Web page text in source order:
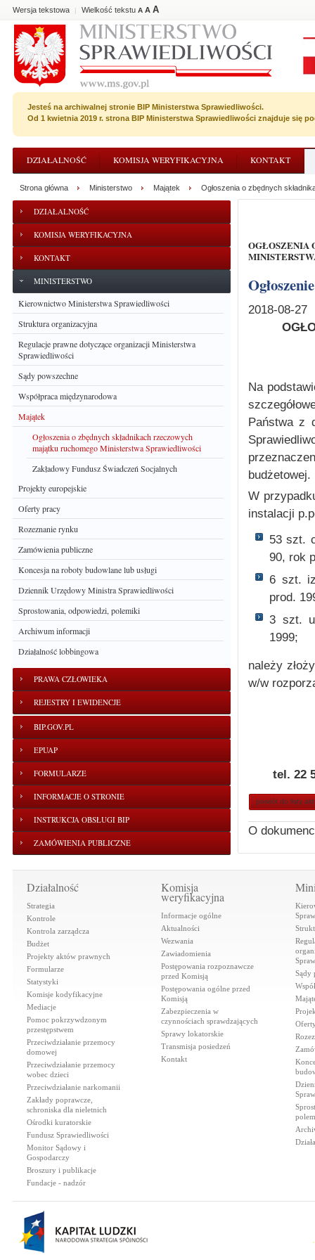
Wersja tekstowa | Wielkość tekstu A A A
Jesteś na archiwalnej stronie BIP Ministerstwa Sprawiedliwości.
Od 1 kwietnia 2019 r. strona BIP Ministerstwa Sprawiedliwości znajduje się
DZIAŁALNOŚĆ KOMISJA WERYFIKACYJNA KONTAKT
DZIAŁALNOŚĆ
KOMISJA WERYFIKACYJNA
KONTAKT
MINISTERSTWO
Kierownictwo Ministerstwa Sprawiedliwości
Struktura organizacyjna
Regulacje prawne dotyczące organizacji Ministerstwa
Sprawiedliwości
Sądy powszechne
Współpraca międzynarodowa
Majątek
Ogłoszenia o zbędnych składnikach rzeczowych
majątku ruchomego Ministerstwa Sprawiedliwości
Zakładowy Fundusz Świadczeń Socjalnych
Projekty europejskie
Oferty pracy
Rozeznanie rynku
Zamówienia publiczne
Koncesja na roboty budowlane lub usługi
Dziennik Urzędowy Ministra Sprawiedliwości
Sprostowania, odpowiedzi, polemiki
Archiwum informacji
Działalność lobbingowa
PRAWA CZŁOWIEKA
REJESTRY I EWIDENCJE
BIP.GOV.PL
EPUAP
FORMULARZE
INFORMACJE O STRONIE
INSTRUKCJA OBSŁUGI BIP
ZAMÓWIENIA PUBLICZNE
Strona główna Ministerstwo Majątek Ogłoszenia o zbędnych
OGŁOSZENIA O ZBĘDNYCH SKŁADNIKACH RZECZOWYCH MAJĄTKU RUCHOMEGO
2018-08-27
Na
Państwa z
budżetowej.
W
instalacji
53 szt.
90, rok
6 szt.
prod.
3 szt.
1999;
należy
w/w
tel. 22
powrót do listy
O
Działalność
Strategia
Kontrole
Kontrola zarządcza
Budżet
Projekty aktów prawnych
Formularze
Statystyki
Komisje kodyfikacyjne
Mediacje
Pomoc pokrzywdzonym
przestępstwem
Przeciwdziałanie przemocy
domowej
Przeciwdziałanie przemocy
wobec dzieci
Przeciwdziałanie narkomanii
Zakłady poprawcze,
schroniska dla nieletnich
Ośrodki kuratorskie
Fundusz Sprawiedliwości
Monitor Sądowy i
Gospodarczy
Broszury i publikacje
Fundacje - nadzór
Komisja
weryfikacyjna
Informacje ogólne
Aktualności
Wezwania
Zawiadomienia
Postępowania rozpoznawcze
przed Komisją
Postępowania ogólne przed
Komisją
Zabezpieczenia w
czynnościach sprawdzających
Sprawy lokatorskie
Transmisja posiedzeń
Kontakt
Sądy